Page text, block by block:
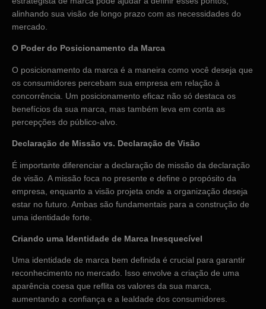
alinhando sua visão de longo prazo com as necessidades do
mercado.
O Poder do Posicionamento da Marca
O posicionamento da marca é a maneira como você deseja que
os consumidores percebam sua empresa em relação à
concorrência. Um posicionamento eficaz não só destaca os
benefícios da sua marca, mas também leva em conta as
percepções do público-alvo.
Declaração de Missão vs. Declaração de Visão
É importante diferenciar a declaração de missão da declaração
de visão. A missão foca no presente e define o propósito da
empresa, enquanto a visão projeta onde a organização deseja
estar no futuro. Ambas são fundamentais para a construção de
uma identidade forte.
Criando uma Identidade de Marca Inesquecível
Uma identidade de marca bem definida é crucial para garantir
reconhecimento no mercado. Isso envolve a criação de uma
aparência coesa que reflita os valores da sua marca,
aumentando a confiança e a lealdade dos consumidores.